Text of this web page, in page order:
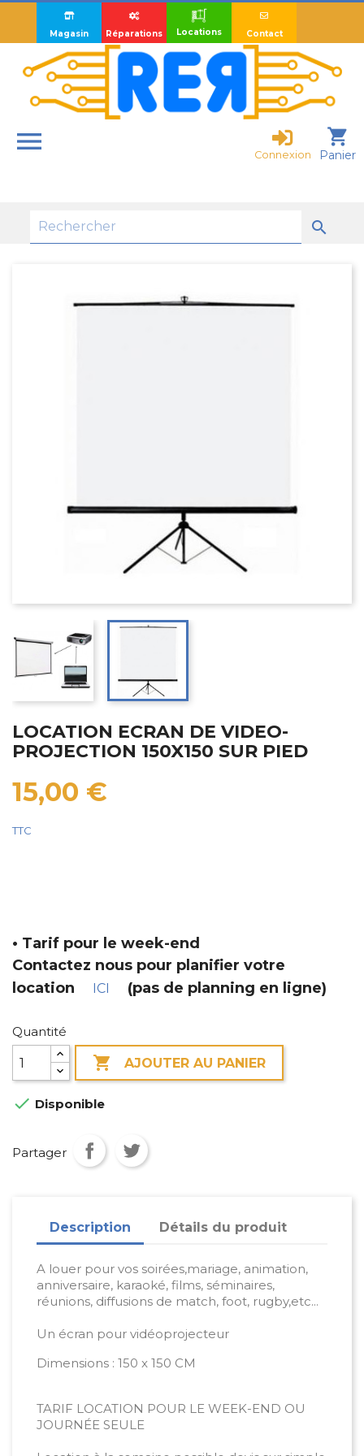
Magasin Réparations Locations Contact
 shopping_cart
Panier
Connexion

LOCATION ECRAN DE VIDEO-
PROJECTION 150X150 SUR PIED
15,00 €
TTC
• Tarif pour le week-end
Contactez nous pour planifier votre
location
ICI (pas de planning en ligne)
Quantité
 AJOUTER AU PANIER
 Disponible
Partager
Description Détails du produit
A louer pour vos soirées,mariage, animation,
anniversaire, karaoké, films, séminaires,
réunions, diffusions de match, foot, rugby,etc...
Un écran pour vidéoprojecteur
Dimensions : 150 x 150 CM
TARIF LOCATION POUR LE WEEK-END OU
JOURNÉE SEULE